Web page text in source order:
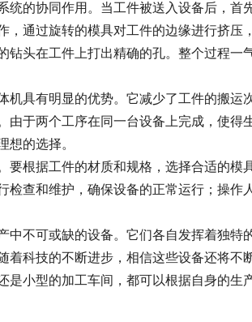
的协同作用。当工件被送入设备后，首
通过旋转的模具对工件的边缘进行挤压
头在工件上打出精确的孔。整个过程一
具有明显的优势。它减少了工件的搬运
于两个工序在同一台设备上完成，使得
想的选择。
要根据工件的材质和规格，选择合适的模
检查和维护，确保设备的正常运行；操作
不可或缺的设备。它们各自发挥着独特
科技的不断进步，相信这些设备还将不
小型的加工车间，都可以根据自身的生